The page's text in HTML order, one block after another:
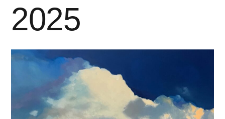
2025